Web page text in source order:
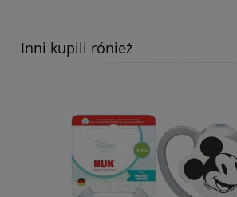
Inni kupili rónież